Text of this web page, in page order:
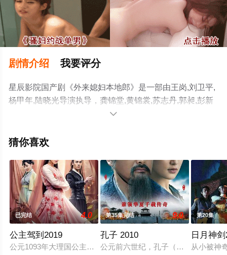
剧情介绍 我要评分
星辰影院国产剧《外来媳妇本地郎》是一部由王岗,刘卫平,
杨甲年,陆晓光导演执导，龚锦堂,黄锦裳,苏志丹,郭昶,彭新
智,徐若琪,丁玲,虎艳芬,钱莹,郝莲露,李俊毅,张纹博,何文茵,
英,舒力生,吴苏妹,张和平,邝祖乐,刘涛,周小镔,黄慧颐,潘结
1全集），手机免费观看高清未删减完整版电视剧全集就上
星辰电影网，更多相关信息可移步至豆瓣电视剧、电视猫
或剧情网等平台了解。

猜你喜欢
已完结 4.0
公主驾到2019
公元1093年大理国公主段芯瑶寝殿凤玥阁的一场无名大火开始
第35集完结 9.0
孔子 2010
公元前六世纪，孔子（周润发 饰）
第20集
日月神
从小被神